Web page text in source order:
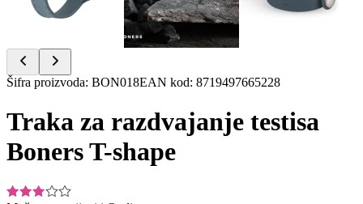
Item
of
Šifra proizvoda: BON018EAN kod: 8719497665228
Traka za razdvajanje testisa
Boners T-shape